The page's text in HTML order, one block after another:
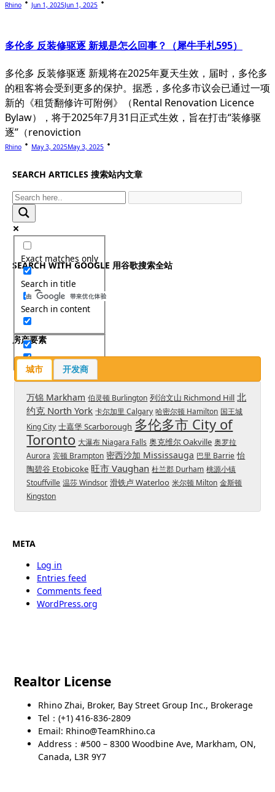
Rhino Jun 1, 2025Jun 1, 2025
多伦多 反装修驱逐 新规是怎么回事？（犀牛手札595）
多伦多 反装修驱逐 新规将在2025年夏天生效，届时，多伦多
的租客将会受到更多的保护。据悉，多伦多市议会已通过一项
新的《租赁翻修许可附例》（Rental Renovation Licence
Bylaw），将于2025年7月31日正式生效，旨在打击“装修驱
逐”（renoviction
Rhino May 3, 2025May 3, 2025
SEARCH ARTICLES 搜索站内文章
Exact matches only
Search in title
Search in content
SEARCH WITH GOOGLE 用谷歌搜索全站
房产要素
城市 开发商
万锦 Markham 伯灵顿 Burlington 列治文山 Richmond Hill 北
约克 North York 卡尔加里 Calgary 哈密尔顿 Hamilton 国王城
King City 士嘉堡 Scarborough 多伦多市 City of
Toronto 大瀑布 Niagara Falls 奥克维尔 Oakville 奥罗拉
Aurora 宾顿 Brampton 密西沙加 Mississauga 巴里 Barrie 怡
陶碧谷 Etobicoke 旺市 Vaughan 杜兰郡 Durham 桃源小镇
Stouffville 温莎 Windsor 滑铁卢 Waterloo 米尔顿 Milton 金斯顿
Kingston
META
Log in
Entries feed
Comments feed
WordPress.org
Realtor License
Rhino Zhai, Broker, Bay Street Group Inc., Brokerage
Tel：(+1) 416-836-2809
Email: Rhino@TeamRhino.ca
Address：#500 – 8300 Woodbine Ave, Markham, ON,
Canada, L3R 9Y7